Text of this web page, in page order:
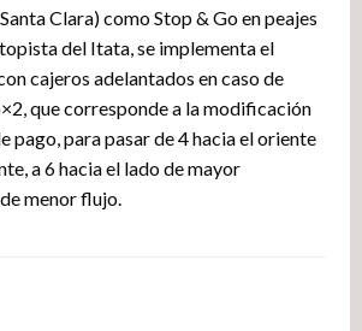
Clara) como Stop & Go en peajes
del Itata, se implementa el
cajeros adelantados en caso de
que corresponde a la modificación
pago, para pasar de 4 hacia el oriente
a 6 hacia el lado de mayor
menor flujo.